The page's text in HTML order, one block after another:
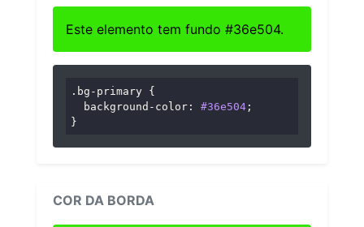
Este elemento tem fundo #36e504.
.bg-primary {
background-color : #36e504 ;
}
COR DA BORDA